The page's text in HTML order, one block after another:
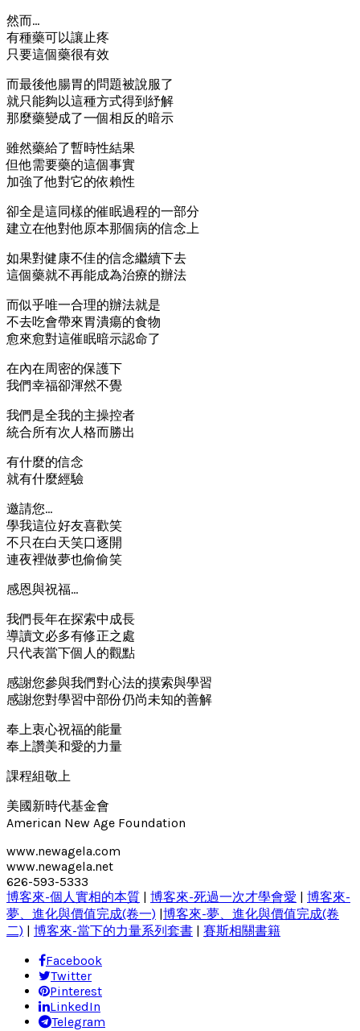
然而…
有種藥可以讓止疼
只要這個藥很有效
而最後他腸胃的問題被說服了
就只能夠以這種方式得到紓解
那麼藥變成了一個相反的暗示
雖然藥給了暫時性結果
但他需要藥的這個事實
加強了他對它的依賴性
卻全是這同樣的催眠過程的一部分
建立在他對他原本那個病的信念上
如果對健康不佳的信念繼續下去
這個藥就不再能成為治療的辦法
而似乎唯一合理的辦法就是
不去吃會帶來胃潰瘍的食物
愈來愈對這催眠暗示認命了
在內在周密的保護下
我們幸福卻渾然不覺
我們是全我的主操控者
統合所有次人格而勝出
有什麼的信念
就有什麼經驗
邀請您…
學我這位好友喜歡笑
不只在白天笑口逐開
連夜裡做夢也偷偷笑
感恩與祝福…
我們長年在探索中成長
導讀文必多有修正之處
只代表當下個人的觀點
感謝您參與我們對心法的摸索與學習
感謝您對學習中部份仍尚未知的善解
奉上衷心祝福的能量
奉上讚美和愛的力量
課程組敬上
美國新時代基金會
American New Age Foundation
www.newagela.com
www.newagela.net
626-593-5333
博客來-個人實相的本質
博客來-死過一次才學會愛
博客來-
夢、進化與價值完成(卷一) 博客來-夢、進化與價值完成(卷
二)
博客來-當下的力量系列套書
賽斯相關書籍
Facebook
Twitter
Pinterest
LinkedIn
Telegram